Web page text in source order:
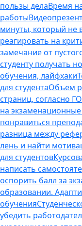
пользы делаВремя
работы
минуты, который не
реагировать на
замечание от
студенту получать
обучения, лайфхаки
для студентаОбъем
страниц, согласно
на
понравиться
разница между
лень и найти
для студентов
написать
оспорить балл за
образовании.
обучения
убедить